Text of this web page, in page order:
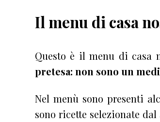
Il menu di casa
Questo è il menu di casa
pretesa: non sono un
Nel menù sono presenti
sono ricette selezionate